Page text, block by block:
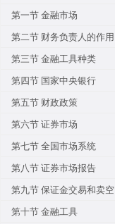
第一节 金融市场
第二节 财务负责人的作用
第三节 金融工具种类
第四节 国家中央银行
第五节 财政政策
第六节 证券市场
第七节 全国市场系统
第八节 证券市场报告
第九节 保证金交易和卖空
第十节 金融工具